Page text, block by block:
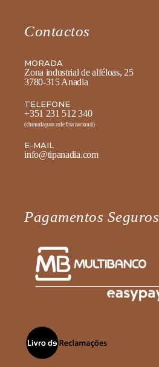
Contactos
MORADA
Zona industrial de alféloas, 25
3780-315 Anadia
TELEFONE
+351 231 512 340
(chamada para rede fixa nacional)
E-MAIL
info@tipanadia.com
Pagamentos Seguros